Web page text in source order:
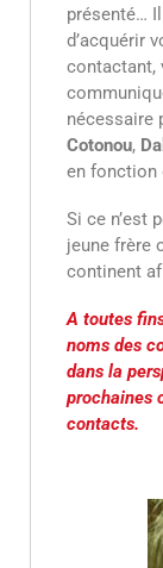
présenté…
d’acquérir
contactant,
nécessaire
Cotonou,
en fonction
Si ce n’est
jeune frère
continent
A toutes
noms des
dans la
prochaines
contacts.